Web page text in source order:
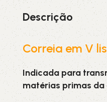
Descrição
Correia em V
Indicada para
matérias primas